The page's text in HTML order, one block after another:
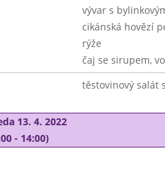
vývar s
cikánská hovězí
rýže
čaj se sirupem,
těstovinový salát
13. 4. 2022
- 14:00)